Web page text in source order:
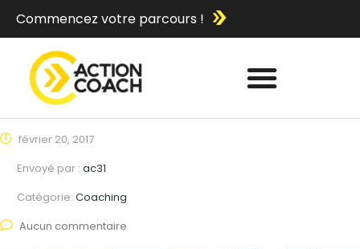
Commencez votre parcours !
février 20, 2017
Envoyé par : ac31
Catégorie: Coaching
Aucun commentaire